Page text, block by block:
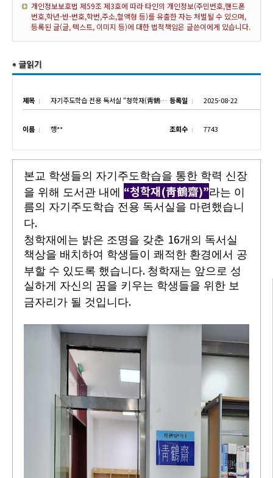
개인정보보호법 제59조 제3호에 따라 타인의 개인정보(주민번호,핸드폰
번호,학년-반-번호,학번,주소,혈액형 등)를 유출한 자는 처벌될 수 있으며,
등록된 글(글, 텍스트, 이미지 등)에 대한 법적책임은 글쓴이에게 있습니다.
제목 자기주도학습 전용 독서실 “청학재(靑鶴齋)” 오픈 등록일 2025-08-22
이름 행** 조회수 7743
본교 학생들의 자기주도학습을 통한 학력 신장
을 위해 도서관 내에 “청학재(靑鶴齋)”라는 이
름의 자기주도학습 전용 독서실을 마련했습니
다.
청학재에는 밝은 조명을 갖춘 16개의 독서실
책상을 배치하여 학생들이 쾌적한 환경에서 공
부할 수 있도록 했습니다. 청학재는 앞으로 성
실하게 자신의 꿈을 키우는 학생들을 위한 보
금자리가 될 것입니다.